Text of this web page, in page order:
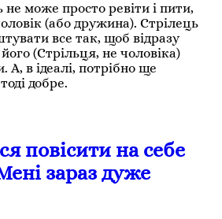
може просто ревіти і пити,
(або дружина). Стрілець
все так, щоб відразу
(Стрільця, не чоловіка)
А, в ідеалі, потрібно ще
добре.
повісити на себе
зараз дуже